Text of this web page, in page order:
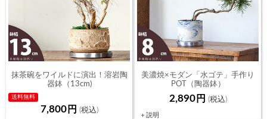
抹茶碗をワイルドに演出！溶岩陶
器鉢（13cm)
送料無料
7,800
美濃焼×モダン「水ゴテ」手作り
POT（陶器鉢）
2,890
＋説明